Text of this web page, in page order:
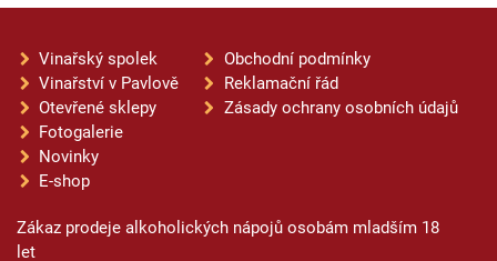
Vinařský spolek
Vinařství v Pavlově
Otevřené sklepy
Fotogalerie
Novinky
E-shop
Obchodní podmínky
Reklamační řád
Zásady ochrany osobních údajů
Zákaz prodeje alkoholických nápojů osobám mladším 18
let